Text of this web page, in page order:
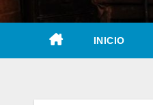
INICIO